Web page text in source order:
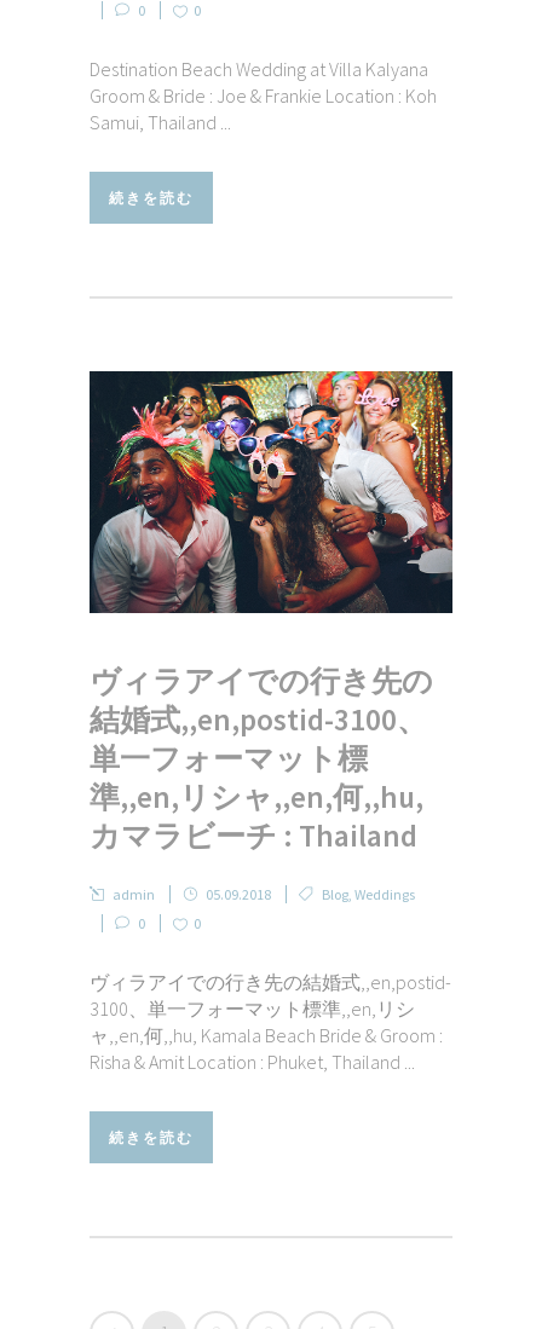
0
0
Destination Beach Wedding at Villa Kalyana
Groom & Bride : Joe & Frankie Location : Koh
Samui, Thailand ...
続きを読む
ヴィラアイでの行き先の
結婚式,,en,postid-3100、
単一フォーマット標
準,,en,リシャ,,en,何,,hu,
カマラビーチ : Thailand
admin 05.09.2018 Blog, Weddings
0
0
ヴィラアイでの行き先の結婚式,,en,postid-
3100、単一フォーマット標準,,en,リシ
ャ,,en,何,,hu, Kamala Beach Bride & Groom :
Risha & Amit Location : Phuket, Thailand ...
続きを読む